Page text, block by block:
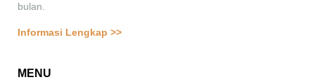
bulan.
Informasi Lengkap >>
MENU